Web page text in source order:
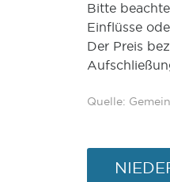
Bitte
Einflüsse
Der Preis
Quelle: